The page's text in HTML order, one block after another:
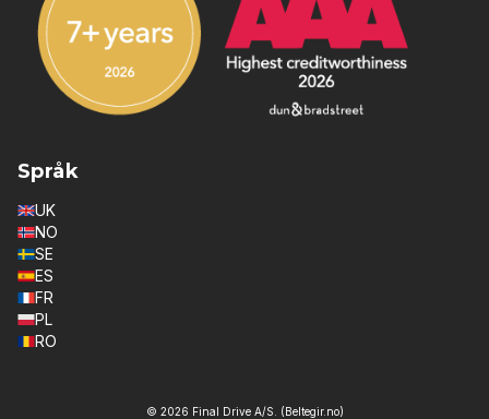
Språk
UK
NO
SE
ES
FR
PL
RO
© 2026 Final Drive A/S. (Beltegir.no)